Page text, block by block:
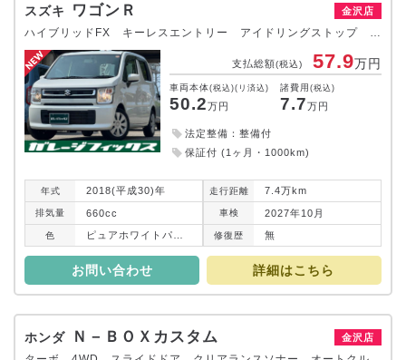
スズキ ワゴンＲ 金沢店
ハイブリッドFX キーレスエントリー アイドリングストップ CVT 盗難防止システム ABS ESC 衝突安全ボディ エアコン パワーステアリング パワーウィンドウ
支払総額(税込) 57.9万円
車両本体(税込)(リ済込)
50.2万円
諸費用(税込)
7.7万円
法定整備：整備付
保証付 (1ヶ月・1000km)
年式 2018(平成30)年 走行距離 7.4万km
排気量 660cc 車検 2027年10月
色 修復 歴 無
お問い合わせ 詳細はこちら
ホンダ Ｎ－ＢＯＸカスタム 金沢店